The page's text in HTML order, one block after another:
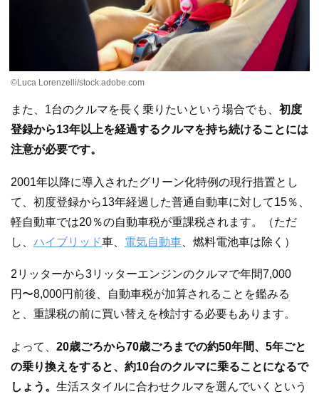
©Luca Lorenzelli/stock.adobe.com
また、1台のクルマを長く乗りたいという場合でも、 初度
登録から13年以上を経過するクルマを持ち続けることには
注意が必要です。
2001年以降に導入されたグリーン化特例の現行措置とし
て、初度登録から13年経過した普通自動車に対して15％、
軽自動車では20％の自動車税が重課税されます。（ただ
し、 ハイブリッド車、 電気自動車 、燃料電池車は除く）
2リッターから3リッターエンジンのクルマで年間7,000
円〜8,000円前後、自動車税が加算されることを鑑みる
と、重課税の前に買い替えを検討する必要もあります。
よって、 20歳ごろから70歳ごろまでの約50年間、5年ごと
の乗り換えをすると、約10台のクルマに乗ることになるで
しょう。 生活スタイルに合わせクルマを選んでいくという